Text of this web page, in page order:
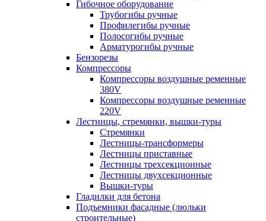
Гибочное оборудование
Трубогибы ручные
Профилегибы ручные
Полосогибы ручные
Арматурогибы ручные
Бензорезы
Компрессоры
Компрессоры воздушные ременные
380V
Компрессоры воздушные ременные
220V
Лестницы, стремянки, вышки-туры
Стремянки
Лестницы-трансформеры
Лестницы приставные
Лестницы трехсекционные
Лестницы двухсекционные
Вышки-туры
Гладилки для бетона
Подъемники фасадные (люльки
строительные)